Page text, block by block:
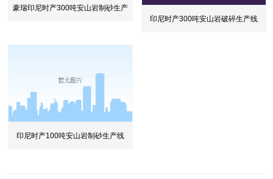
豪瑞印尼时产300吨安山岩制砂生产
印尼时产300吨安山岩破碎生产线
印尼时产100吨安山岩制砂生产线